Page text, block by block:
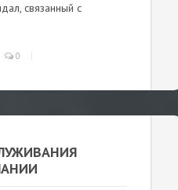
связанный с
0